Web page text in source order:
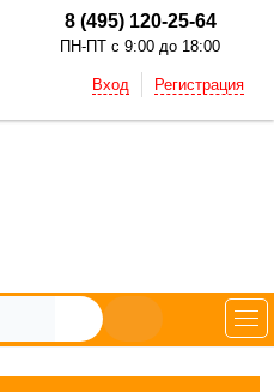
8 (495) 120-25-64
ПН-ПТ с 9:00 до 18:00
Вход Регистрация